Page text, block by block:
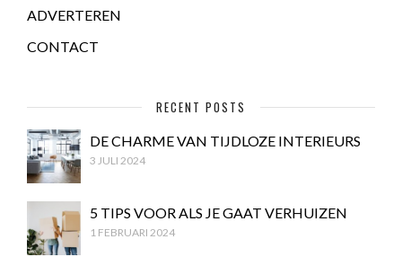
ADVERTEREN
CONTACT
RECENT POSTS
DE CHARME VAN TIJDLOZE INTERIEURS
3 JULI 2024
5 TIPS VOOR ALS JE GAAT VERHUIZEN
1 FEBRUARI 2024